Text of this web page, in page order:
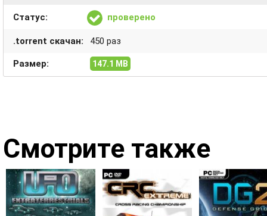
Статус: проверено
.torrent скачан: 450 раз
Размер: 147.1 MB
Смотрите также